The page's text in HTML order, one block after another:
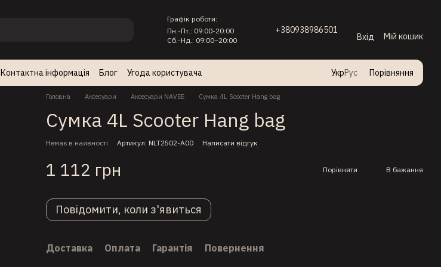
Графік роботи:
Пн.-Пт.: 09:00-20:00
Сб.-Нд.: 09:00–20:00
+380938986501
Вхід Мій кошик
Контактна інформація Блог
Угода користувача
УкрРус Порівняння
Головна Аксесуари Аксесуари NAVEE Сумка 4L Scooter Hang bag
Сумка 4L Scooter Hang bag
Немає в наявності Артикул: NLT2502-A00 Написати відгук
1 112 грн Порівняти В бажання
Повідомити, коли з'явиться
Доставка Оплата Гарантія Повернення